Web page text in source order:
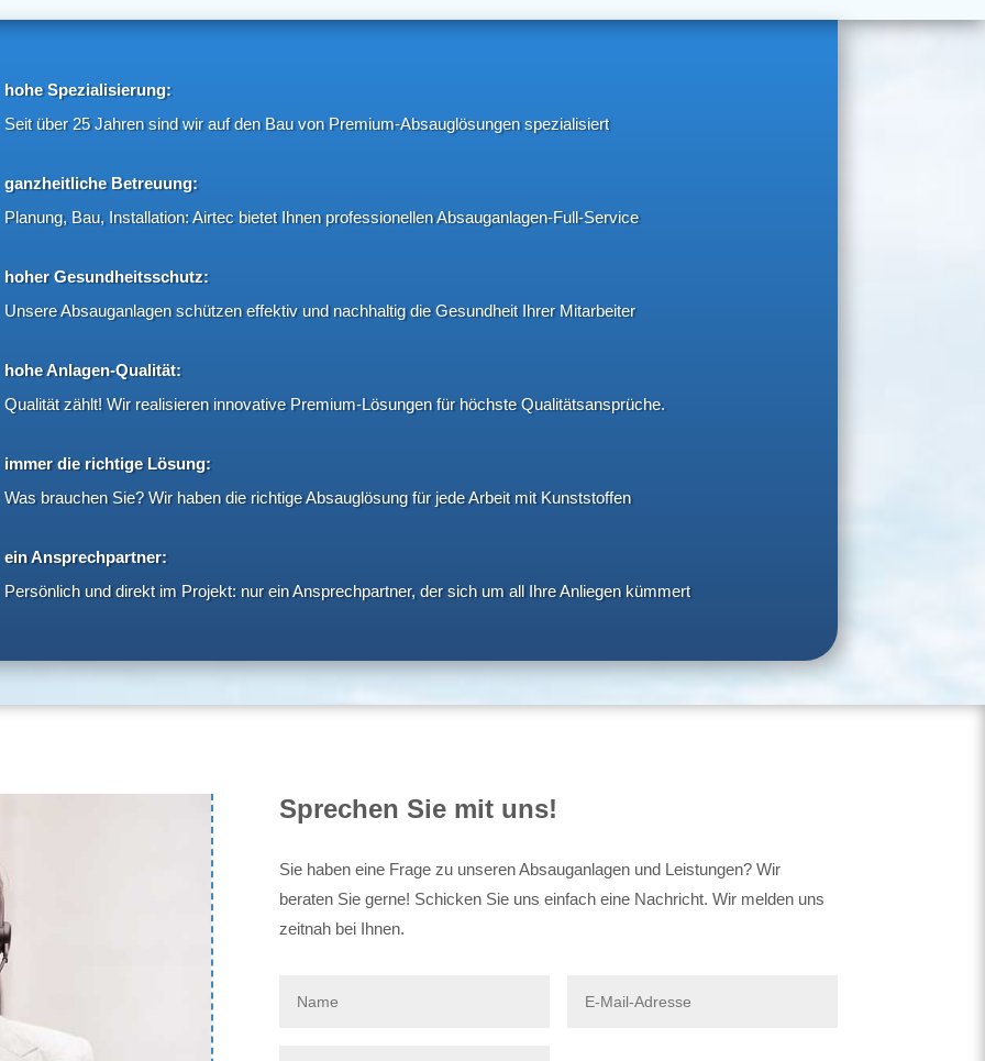
hohe Spezialisierung:
Seit über 25 Jahren sind wir auf den Bau von Premium-Absauglösungen spezialisiert
ganzheitliche Betreuung:
Planung, Bau, Installation: Airtec bietet Ihnen professionellen Absauganlagen-Full-Service
hoher Gesundheitsschutz:
Unsere Absauganlagen schützen effektiv und nachhaltig die Gesundheit Ihrer Mitarbeiter
hohe Anlagen-Qualität:
Qualität zählt! Wir realisieren innovative Premium-Lösungen für höchste Qualitätsansprüche.
immer die richtige Lösung:
Was brauchen Sie? Wir haben die richtige Absauglösung für jede Arbeit mit Kunststoffen
ein Ansprechpartner:
Persönlich und direkt im Projekt: nur ein Ansprechpartner, der sich um all Ihre Anliegen kümmert
Sprechen Sie mit uns!
Sie haben eine Frage zu unseren Absauganlagen und Leistungen? Wir
beraten Sie gerne! Schicken Sie uns einfach eine Nachricht. Wir melden uns
zeitnah bei Ihnen.